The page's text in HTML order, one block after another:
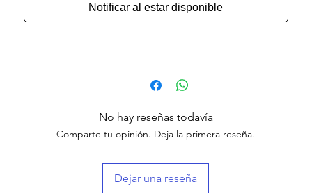
Notificar al estar disponible
No hay reseñas todavía
Comparte tu opinión. Deja la primera reseña.
Dejar una reseña